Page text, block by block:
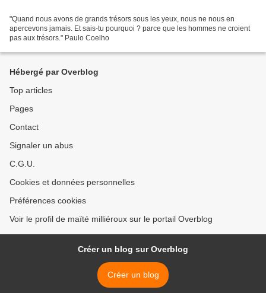
"Quand nous avons de grands trésors sous les yeux, nous ne nous en
apercevons jamais. Et sais-tu pourquoi ? parce que les hommes ne croient
pas aux trésors." Paulo Coelho
Hébergé par Overblog
Top articles
Pages
Contact
Signaler un abus
C.G.U.
Cookies et données personnelles
Préférences cookies
Voir le profil de maïté milliéroux sur le portail Overblog
Créer un blog sur Overblog
Créer un blog